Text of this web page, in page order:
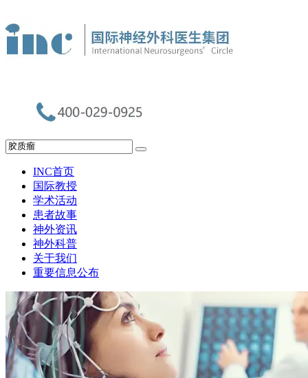
INC首页
国际教授
学术活动
患者故事
神外资讯
神外科普
关于我们
重要信息公布